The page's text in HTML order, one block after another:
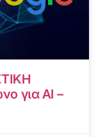
για AI –